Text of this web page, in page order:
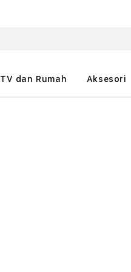
TV dan Rumah Aksesori